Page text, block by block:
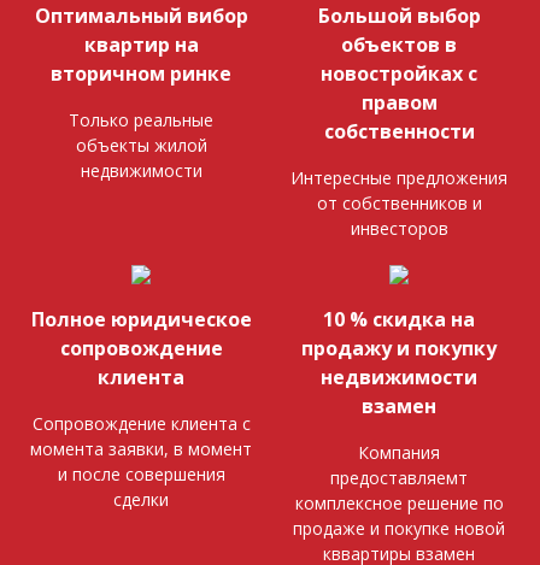
Оптимальный вибор
квартир на
вторичном ринке
Только реальные
объекты жилой
недвижимости
Большой выбор
объектов в
новостройках с
правом
собственности
Интересные предложения
от собственников и
инвесторов
Полное юридическое
сопровождение
клиента
Сопровождение клиента с
момента заявки, в момент
и после совершения
сделки
10 % скидка на
продажу и покупку
недвижимости
взамен
Компания
предоставляемт
комплексное решение по
продаже и покупке новой
кввартиры взамен